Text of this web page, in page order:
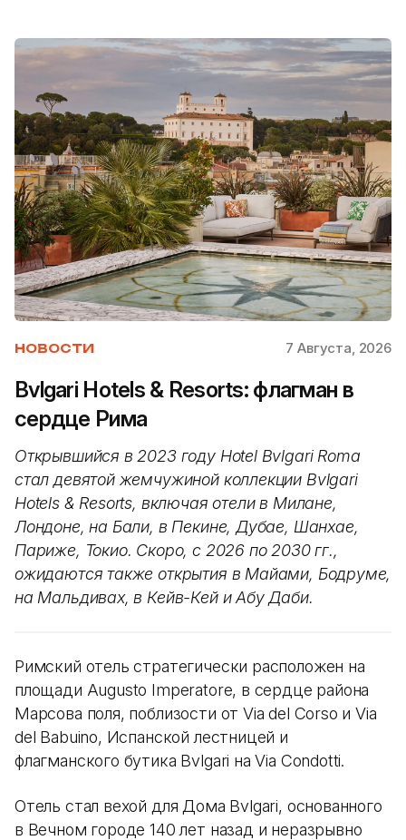
НОВОСТИ 7 Августа, 2026
Bvlgari Hotels & Resorts: флагман в
сердце Рима
Открывшийся в 2023 году Hotel Bvlgari Roma
стал девятой жемчужиной коллекции Bvlgari
Hotels & Resorts, включая отели в Милане,
Лондоне, на Бали, в Пекине, Дубае, Шанхае,
Париже, Токио. Скоро, с 2026 по 2030 гг.,
ожидаются также открытия в Майами, Бодруме,
на Мальдивах, в Кейв-Кей и Абу Даби.
Римский отель стратегически расположен на
площади Augusto Imperatore, в сердце района
Марсова поля, поблизости от Via del Corso и Via
del Babuino, Испанской лестницей и
флагманского бутика Bvlgari на Via Condotti.
Отель стал вехой для Дома Bvlgari, основанного
в Вечном городе 140 лет назад и неразрывно